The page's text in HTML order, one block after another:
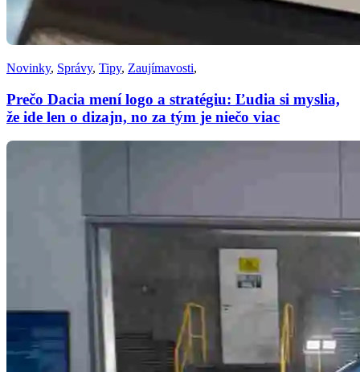
Novinky, Správy, Tipy, Zaujímavosti,
Prečo Dacia mení logo a stratégiu: Ľudia si myslia,
že ide len o dizajn, no za tým je niečo viac